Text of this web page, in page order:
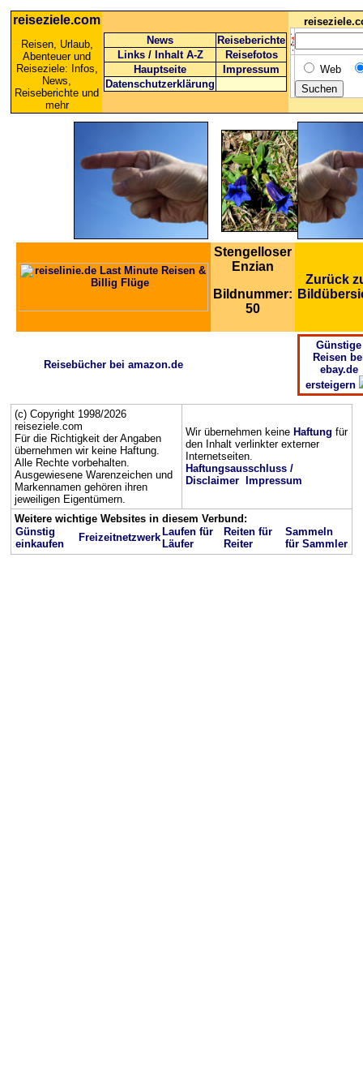
reiseziele.com
Reisen, Urlaub,
Abenteuer und
Reiseziele: Infos,
News,
Reiseberichte und
mehr
News
Reiseberichte
Links / Inhalt A-Z
Reisefotos
Hauptseite
Impressum
Datenschutzerklärung
Web
Stengelloser
Enzian
Bildnummer:
50
Zurück
Reisebücher bei amazon.de
Günstige
Reisen
ebay.de
ersteigern
(c) Copyright 1998/2026
reiseziele.com
Für die Richtigkeit der Angaben
übernehmen wir keine Haftung.
Alle Rechte vorbehalten.
Ausgewiesene Warenzeichen und
Markennamen gehören ihren
jeweiligen Eigentümern.
Wir übernehmen keine Haftung für
den Inhalt verlinkter externer
Internetseiten.
Haftungsausschluss /
Disclaimer
Impressum
Weitere wichtige Websites in diesem Verbund:
Günstig
einkaufen
Freizeitnetzwerk Laufen für
Läufer
Reiten für
Reiter
Sammeln
für Sammler